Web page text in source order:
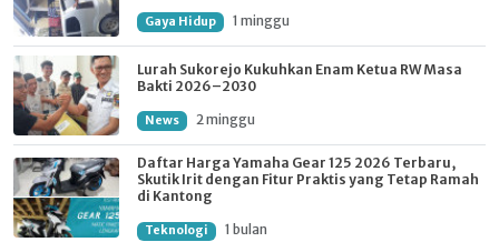
Gaya Hidup 1 minggu
Lurah Sukorejo Kukuhkan Enam Ketua RW Masa
Bakti 2026–2030
News 2 minggu
Daftar Harga Yamaha Gear 125 2026 Terbaru,
Skutik Irit dengan Fitur Praktis yang Tetap Ramah
di Kantong
Teknologi 1 bulan